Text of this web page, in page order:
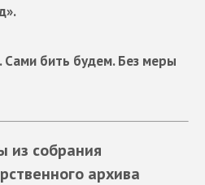
бить будем. Без меры
из собрания
архива